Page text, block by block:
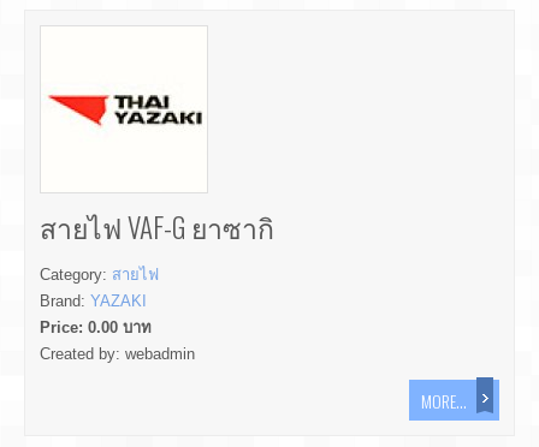
สายไฟ VAF-G ยาซากิ
Category: สายไฟ
Brand: YAZAKI
Price: 0.00 บาท
Created by: webadmin
MORE...